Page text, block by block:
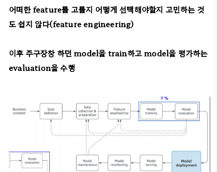
어떠한 feature를 고를지 어떻게 선택해야할지 고민하는 것
도 쉽지 않다(feature engineering)
이후 주구장창 하던 model을 train하고 model을 평가하는
evaluation을 수행